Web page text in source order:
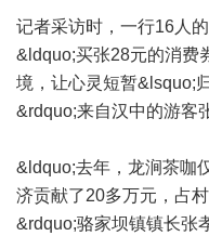
记者采访时，一行16人
&ldquo;买张28元的消费
境，让心灵短暂&lsquo;
&rdquo;来自汉中的游客
&ldquo;去年，龙涧茶咖
济贡献了20多万元，占
&rdquo;骆家坝镇镇长张